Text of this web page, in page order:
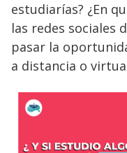
estudiarías? ¿En
las redes sociales
pasar la
a distancia o